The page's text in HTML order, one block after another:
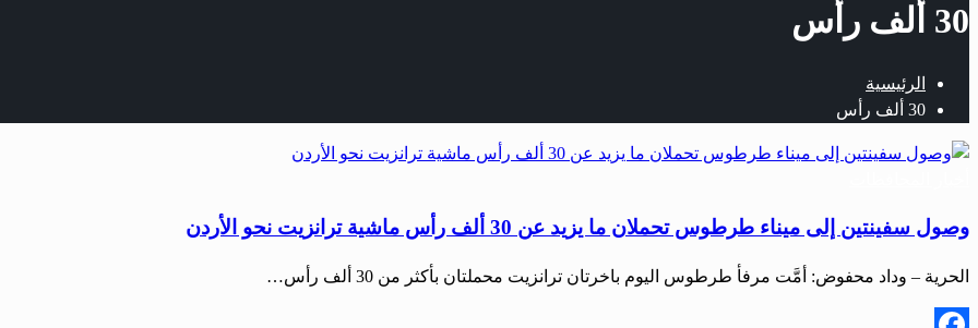
30 ألف رأس
الرئيسية
30 ألف رأس
وصول سفينتين إلى ميناء طرطوس تحملان ما يزيد عن 30 ألف رأس ماشية ترانزيت نحو الأردن
الحرية – وداد محفوض: أمَّت مرفأ طرطوس اليوم باخرتان ترانزيت محملتان بأكثر من 30 ألف رأس…